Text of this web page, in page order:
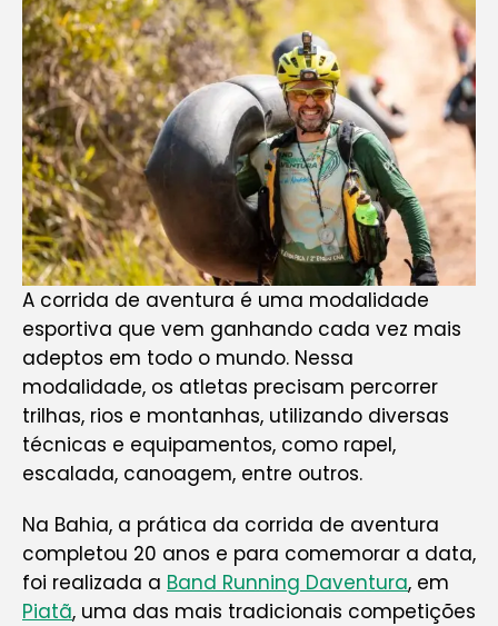
A corrida de aventura é uma modalidade
esportiva que vem ganhando cada vez mais
adeptos em todo o mundo. Nessa
modalidade, os atletas precisam percorrer
trilhas, rios e montanhas, utilizando diversas
técnicas e equipamentos, como rapel,
escalada, canoagem, entre outros.
Na Bahia, a prática da corrida de aventura
completou 20 anos e para comemorar a data,
foi realizada a Band Running Daventura, em
Piatã, uma das mais tradicionais competições